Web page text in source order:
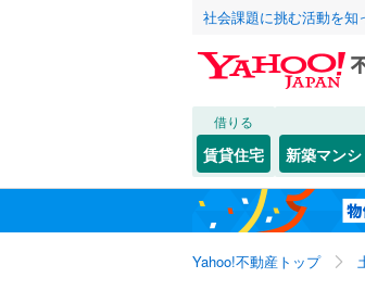
社会課題に挑む活動を知
借りる
賃貸住宅 新築マン
Yahoo!不動産トップ
北海道
東北
関東
京都市
JR
こだわり条件